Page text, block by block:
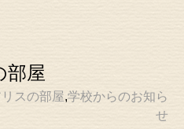
部屋
スの部屋,学校からのお知ら
せ